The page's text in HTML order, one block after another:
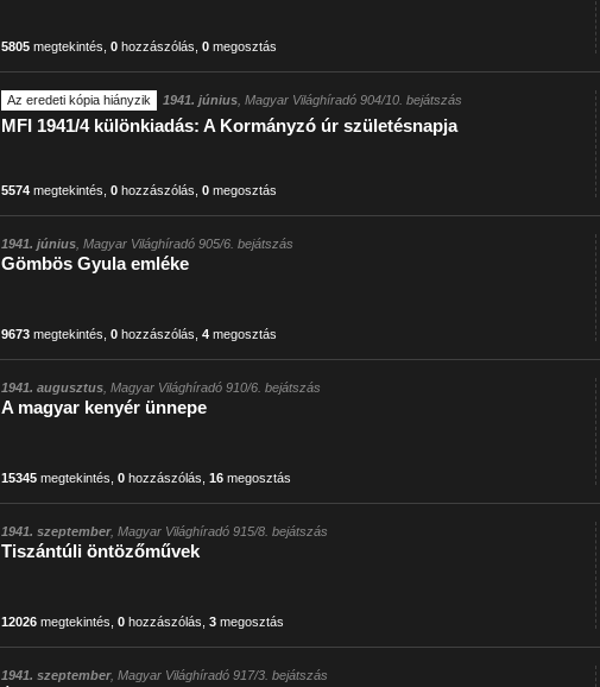
5805megtekintés 0hozzászólás 0megosztás
Az eredeti kópia hiányzik 1941. június, Magyar Világhíradó 904/10. bejátszás
MFI 1941/4 különkiadás: A Kormányzó úr születésnapja
5574megtekintés 0hozzászólás 0megosztás
1941. június, Magyar Világhíradó 905/6. bejátszás
Gömbös Gyula emléke
9673megtekintés 0hozzászólás 4megosztás
1941. augusztus, Magyar Világhíradó 910/6. bejátszás
A magyar kenyér ünnepe
15345megtekintés 0hozzászólás 16megosztás
1941. szeptember, Magyar Világhíradó 915/8. bejátszás
Tiszántúli öntözőművek
12026megtekintés 0hozzászólás 3megosztás
1941. szeptember, Magyar Világhíradó 917/3. bejátszás